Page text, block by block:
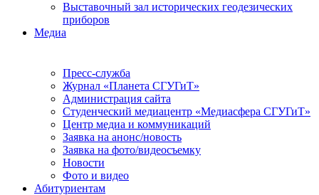
Выставочный зал исторических геодезических
приборов
Медиа
Пресс-служба
Журнал «Планета СГУГиТ»
Администрация сайта
Студенческий медиацентр «Медиасфера СГУГиТ»
Центр медиа и коммуникаций
Заявка на анонс/новость
Заявка на фото/видеосъемку
Новости
Фото и видео
Абитуриентам